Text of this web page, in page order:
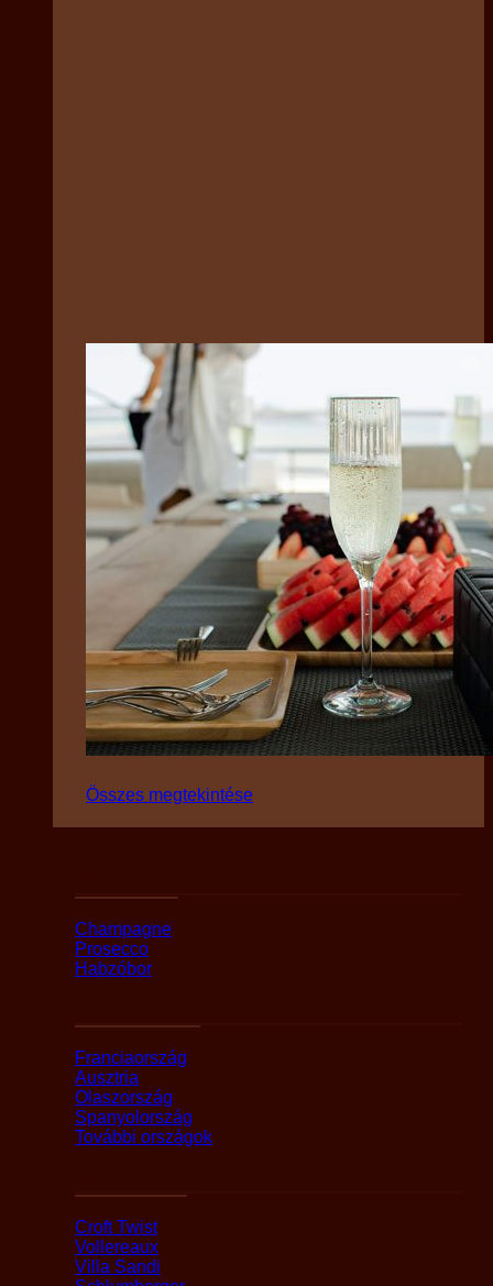
Összes megtekintése
Champagne
Prosecco
Habzóbor
Franciaország
Ausztria
Olaszország
Spanyolország
További országok
Croft Twist
Vollereaux
Villa Sandi